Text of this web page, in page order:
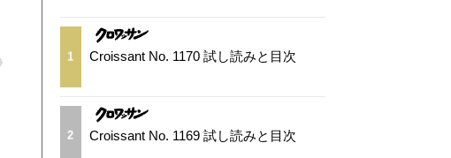
1 Croissant No. 1170 試し読みと目次
2 Croissant No. 1169 試し読みと目次